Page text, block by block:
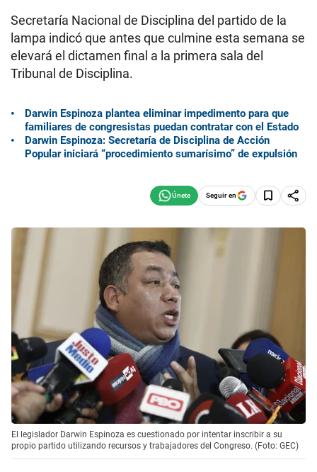
Secretaría Nacional de Disciplina del partido de la
lampa indicó que antes que culmine esta semana se
elevará el dictamen final a la primera sala del
Tribunal de Disciplina.
Darwin Espinoza plantea eliminar impedimento para que
familiares de congresistas puedan contratar con el Estado
Darwin Espinoza: Secretaría de Disciplina de Acción
Popular iniciará “procedimiento sumarísimo” de expulsión
Seguir en
El legislador Darwin Espinoza es cuestionado por intentar inscribir a su
propio partido utilizando recursos y trabajadores del Congreso. (Foto: GEC)